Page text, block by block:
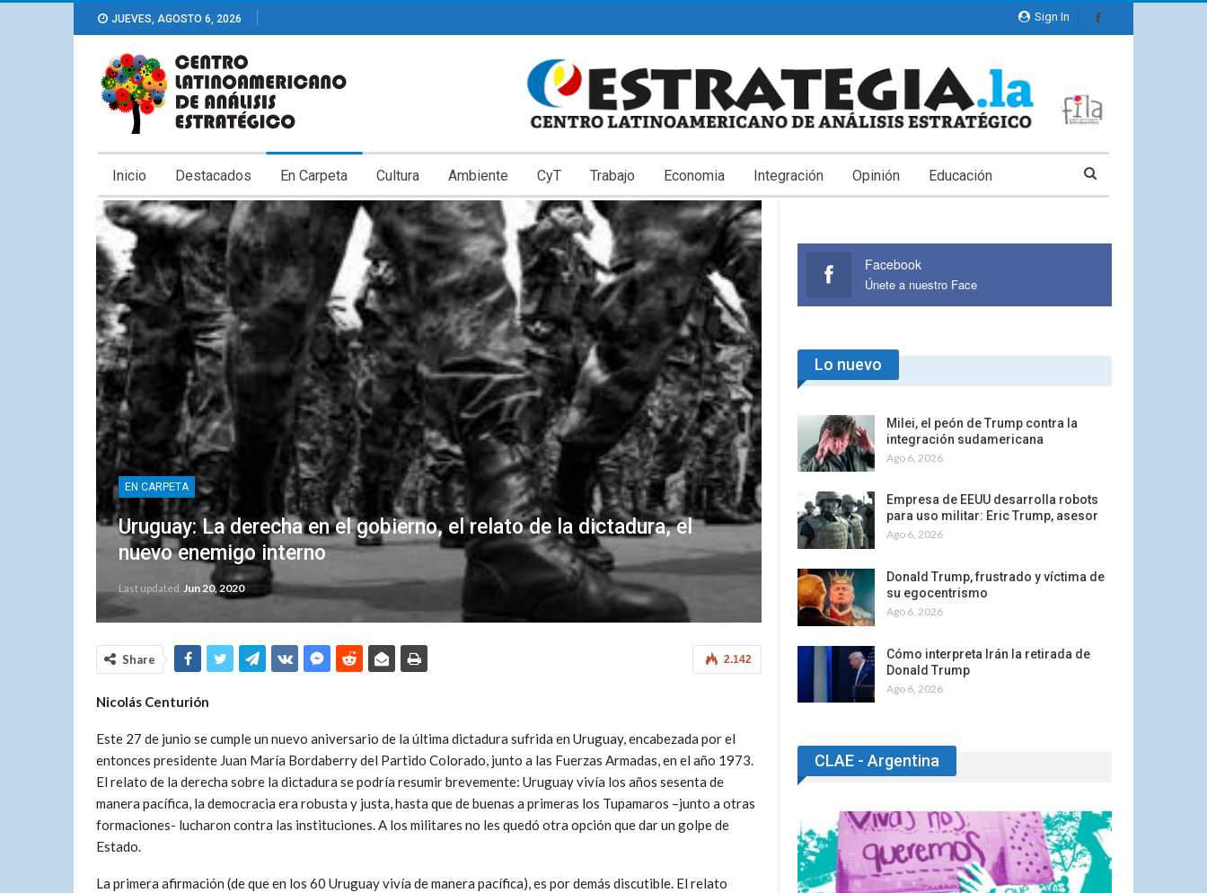
Sign In
JUEVES, AGOSTO 6, 2026
Inicio Destacados En Carpeta Cultura Ambiente CyT Trabajo Economia Integración Opinión Educación
EN CARPETA
Uruguay: La derecha en el gobierno, el relato de la dictadura, el
nuevo enemigo interno
Last updated Jun 20, 2020
2.142
Share
Nicolás Centurión
Este 27 de junio se cumple un nuevo aniversario de la última dictadura sufrida en Uruguay, encabezada por el
entonces presidente Juan María Bordaberry del Partido Colorado, junto a las Fuerzas Armadas, en el año 1973.
El relato de la derecha sobre la dictadura se podría resumir brevemente: Uruguay vivía los años sesenta de
manera pacífica, la democracia era robusta y justa, hasta que de buenas a primeras los Tupamaros –junto a otras
formaciones- lucharon contra las instituciones. A los militares no les quedó otra opción que dar un golpe de
Estado.
La primera afirmación (de que en los 60 Uruguay vivía de manera pacífica), es por demás discutible. El relato
Facebook
Únete a nuestro Face
Lo nuevo
Milei, el peón de Trump contra la
integración sudamericana
Ago 6, 2026
Empresa de EEUU desarrolla robots
para uso militar: Eric Trump, asesor
Ago 6, 2026
Donald Trump, frustrado y víctima de
su egocentrismo
Ago 6, 2026
Cómo interpreta Irán la retirada de
Donald Trump
Ago 6, 2026
CLAE - Argentina